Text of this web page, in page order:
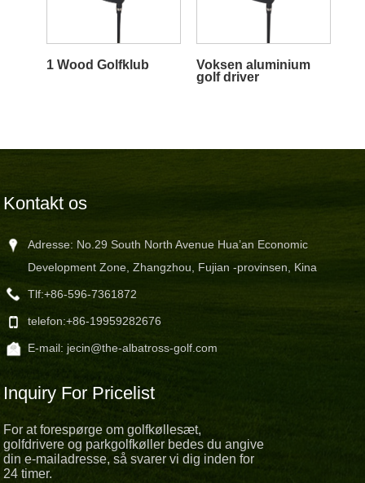
1 Wood Golfklub
Voksen aluminium
golf driver
Kontakt os
Adresse: No.29 South North Avenue Hua’an Economic
Development Zone, Zhangzhou, Fujian -provinsen, Kina
Tlf:+86-596-7361872
telefon:+86-19959282676
E-mail: jecin@the-albatross-golf.com
Inquiry For Pricelist
For at forespørge om golfkøllesæt,
golfdrivere og parkgolfkøller bedes du angive
din e-mailadresse, så svarer vi dig inden for
24 timer.